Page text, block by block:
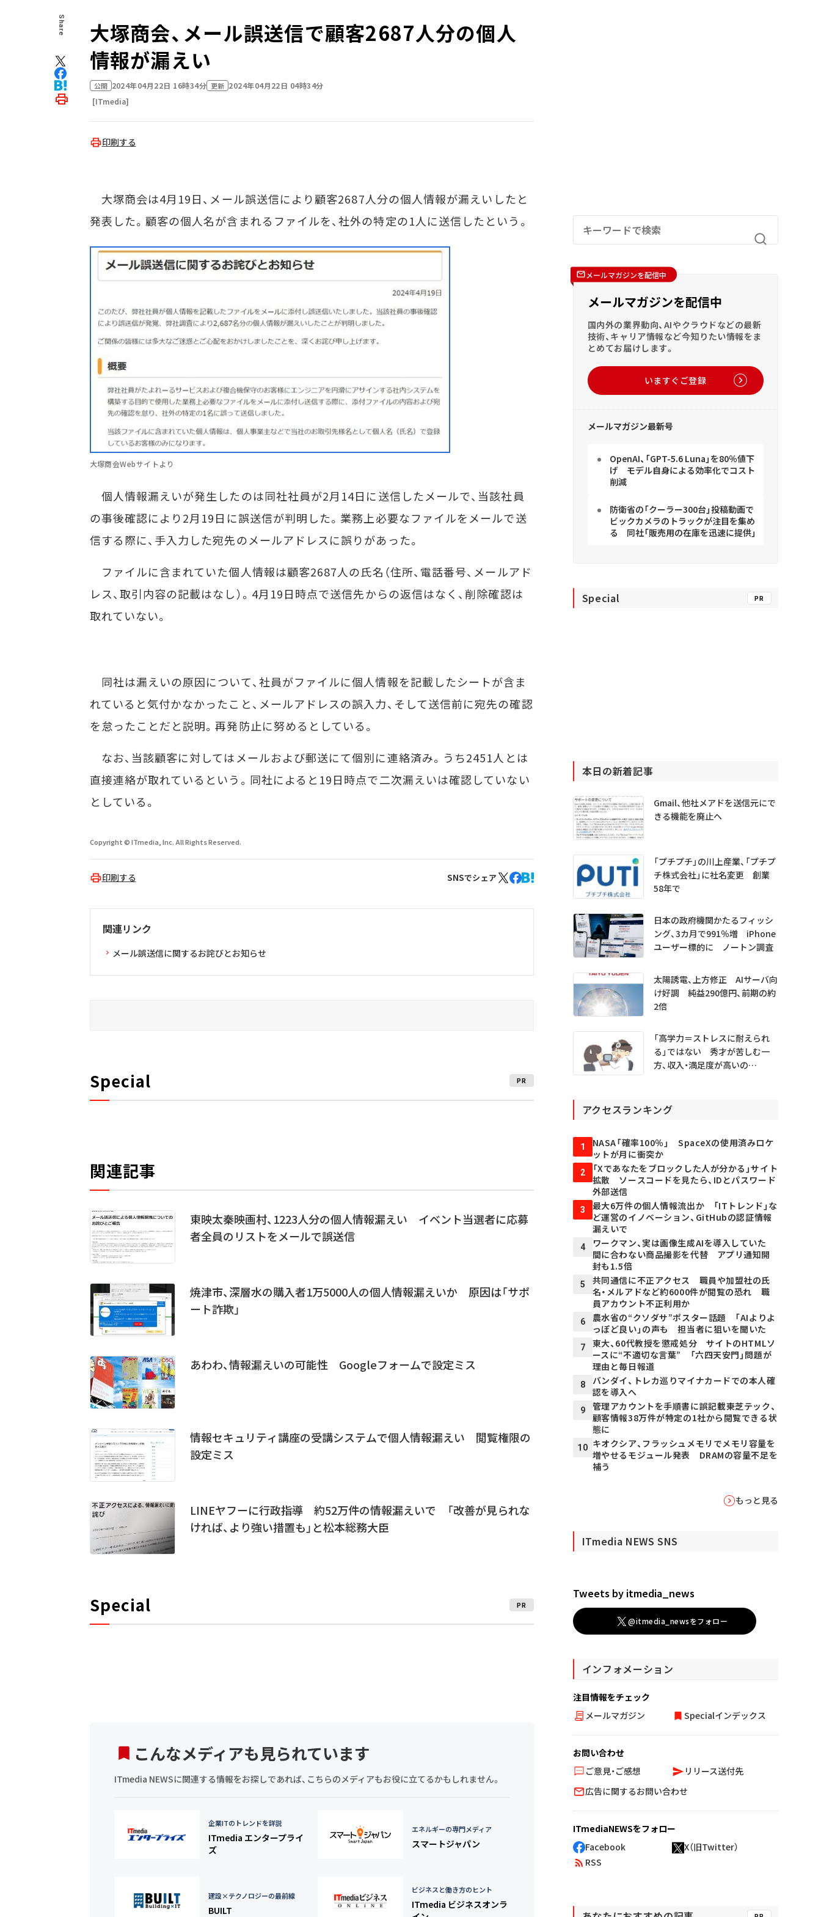
Share
大塚商会、メール誤送信で顧客2687人分の個人
情報が漏えい
公開 2024年04月22日 16時34分 更新 2024年04月22日 04時34分
[ITmedia]
印刷する
大塚商会は4月19日、メール誤送信により顧客2687人分の個人情報が漏えいしたと
発表した。顧客の個人名が含まれるファイルを、社外の特定の1人に送信したという。
大塚商会Webサイトより
個人情報漏えいが発生したのは同社社員が2月14日に送信したメールで、当該社員
の事後確認により2月19日に誤送信が判明した。業務上必要なファイルをメールで送
信する際に、手入力した宛先のメールアドレスに誤りがあった。
ファイルに含まれていた個人情報は顧客2687人の氏名（住所、電話番号、メールアド
レス、取引内容の記載はなし）。4月19日時点で送信先からの返信はなく、削除確認は
取れていない。
同社は漏えいの原因について、社員がファイルに個人情報を記載したシートが含ま
れていると気付かなかったこと、メールアドレスの誤入力、そして送信前に宛先の確認
を怠ったことだと説明。再発防止に努めるとしている。
なお、当該顧客に対してはメールおよび郵送にて個別に連絡済み。うち2451人とは
直接連絡が取れているという。同社によると19日時点で二次漏えいは確認していない
としている。
Copyright © ITmedia, Inc. All Rights Reserved.
印刷する SNSでシェア
関連リンク
メール誤送信に関するお詫びとお知らせ
Special PR
関連記事
東映太秦映画村、1223人分の個人情報漏えい イベント当選者に応募
者全員のリストをメールで誤送信
焼津市、深層水の購入者1万5000人の個人情報漏えいか 原因は「サポ
ート詐欺」
あわわ、情報漏えいの可能性 Googleフォームで設定ミス
情報セキュリティ講座の受講システムで個人情報漏えい 閲覧権限の
設定ミス
LINEヤフーに行政指導 約52万件の情報漏えいで 「改善が見られな
ければ、より強い措置も」と松本総務大臣
Special PR
こんなメディアも見られています
ITmedia NEWSに関連する情報をお探しであれば、こちらのメディアもお役に立てるかもしれません。
企業ITのトレンドを詳説
ITmedia エンタープライ
ズ
エネルギーの専門メディア
スマートジャパン
建設×テクノロジーの最前線
BUILT
ビジネスと働き方のヒント
ITmedia ビジネスオンラ
メールマガジンを配信中
メールマガジンを配信中
国内外の業界動向、AIやクラウドなどの最新
技術、キャリア情報など今知りたい情報をま
とめてお届けします。
いますぐご登録
メールマガジン最新号
OpenAI、「GPT-5.6 Luna」を80％値下
げ モデル自身による効率化でコスト
削減
防衛省の「クーラー300台」投稿動画で
ビックカメラのトラックが注目を集め
る 同社「販売用の在庫を迅速に提供」
Special PR
本日の新着記事
Gmail、他社メアドを送信元にで
きる機能を廃止へ
「プチプチ」の川上産業、「プチプ
チ株式会社」に社名変更 創業
58年で
日本の政府機関かたるフィッシ
ング、3カ月で991％増 iPhone
ユーザー標的に ノートン調査
太陽誘電、上方修正 AIサーバ向
け好調 純益290億円、前期の約
2倍
「高学力＝ストレスに耐えられ
る」ではない 秀才が苦しむ一
方、収入・満足度が高いの
アクセスランキング
1
NASA「確率100％」 SpaceXの使用済みロケ
ットが月に衝突か
2
「Xであなたをブロックした人が分かる」サイト
拡散 ソースコードを見たら、IDとパスワード
外部送信
3
最大6万件の個人情報流出か 「ITトレンド」な
ど運営のイノベーション、GitHubの認証情報
漏えいで
4
ワークマン、実は画像生成AIを導入していた
間に合わない商品撮影を代替 アプリ通知開
封も1.5倍
5
共同通信に不正アクセス 職員や加盟社の氏
名・メルアドなど約6000件が閲覧の恐れ 職
員アカウント不正利用か
6
農水省の“クソダサ”ポスター話題 「AIよりよ
っぽど良い」の声も 担当者に狙いを聞いた
7
東大、60代教授を懲戒処分 サイトのHTMLソ
ースに“不適切な言葉” 「六四天安門」問題が
理由と毎日報道
8
バンダイ、トレカ巡りマイナカードでの本人確
認を導入へ
9
管理アカウントを手順書に誤記載――東芝テック、
顧客情報38万件が特定の1社から閲覧できる状
態に
10 キオクシア、フラッシュメモリでメモリ容量を
増やせるモジュール発表 DRAMの容量不足を
補う
もっと見る
ITmedia NEWS SNS
Tweets by itmedia_news
@itmedia_newsをフォロー
インフォメーション
注目情報をチェック
メールマガジン
Specialインデックス
お問い合わせ
ご意見・ご感想
リリース送付先
広告に関するお問い合わせ
ITmediaNEWSをフォロー
Facebook
X（旧Twitter）
RSS